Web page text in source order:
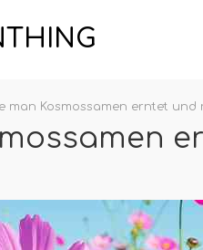
man Kosmossamen erntet und